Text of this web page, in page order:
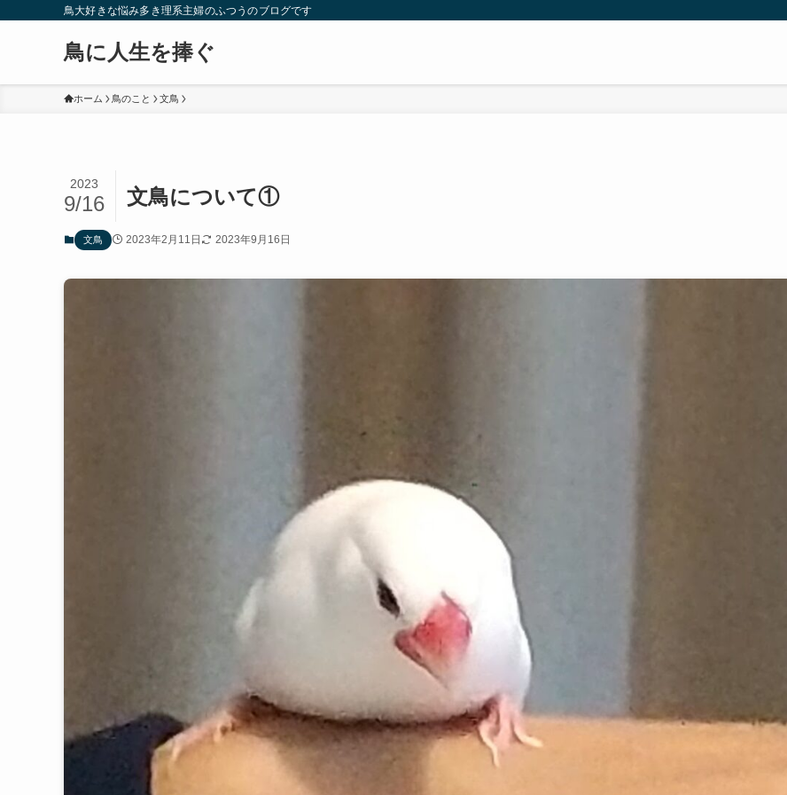
鳥大好きな悩み多き理系主婦のふつうのブログです
鳥に人生を捧ぐ
ホーム 鳥のこと 文鳥
文鳥について①
2023
9/16
文鳥 2023年2月11日 2023年9月16日